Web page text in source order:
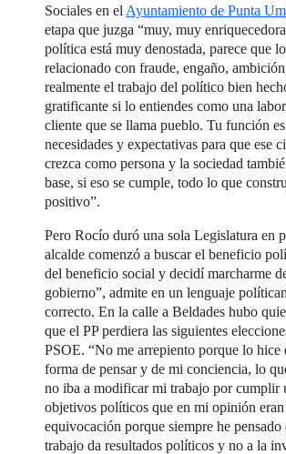
Sociales en el Ayuntamiento de Punta
etapa que juzga “muy, muy
política está muy denostada, parece que
relacionado con fraude, engaño,
realmente el trabajo del político bien
gratificante si lo entiendes como una
cliente que se llama pueblo. Tu función
necesidades y expectativas para que ese
crezca como persona y la sociedad
base, si eso se cumple, todo lo que
positivo”.
Pero Rocío duró una sola Legislatura en
alcalde comenzó a buscar el beneficio
del beneficio social y decidí marcharme
gobierno”, admite en un lenguaje
correcto. En la calle a Beldades hubo
que el PP perdiera las siguientes
PSOE. “No me arrepiento porque lo hice
forma de pensar y de mi conciencia, lo
no iba a modificar mi trabajo por cumplir
objetivos políticos que en mi opinión eran
equivocación porque siempre he pensado
trabajo da resultados políticos y no a la